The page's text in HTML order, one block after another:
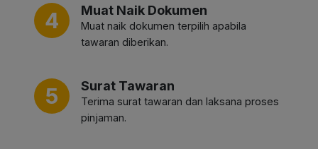
4 Muat Naik Dokumen
Muat naik dokumen terpilih apabila
tawaran diberikan.
5 Surat Tawaran
Terima surat tawaran dan laksana proses
pinjaman.